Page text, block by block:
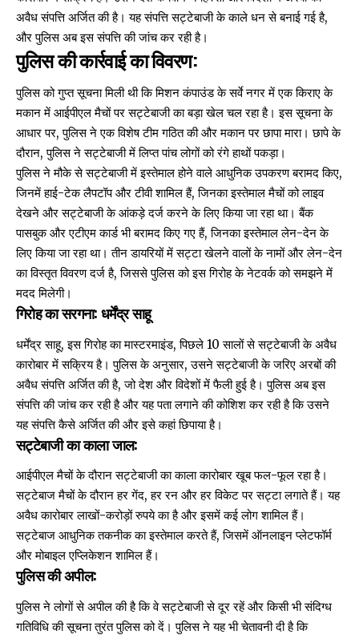
अवैध संपत्ति अर्जित की है। यह संपत्ति सट्टेबाजी के काले धन से बनाई गई है,
और पुलिस अब इस संपत्ति की जांच कर रही है।
पुलिस की कार्रवाई का विवरण:
पुलिस को गुप्त सूचना मिली थी कि मिशन कंपाउंड के सर्वे नगर में एक किराए के
मकान में आईपीएल मैचों पर सट्टेबाजी का बड़ा खेल चल रहा है। इस सूचना के
आधार पर, पुलिस ने एक विशेष टीम गठित की और मकान पर छापा मारा। छापे के
दौरान, पुलिस ने सट्टेबाजी में लिप्त पांच लोगों को रंगे हाथों पकड़ा।
पुलिस ने मौके से सट्टेबाजी में इस्तेमाल होने वाले आधुनिक उपकरण बरामद किए,
जिनमें हाई-टेक लैपटॉप और टीवी शामिल हैं, जिनका इस्तेमाल मैचों को लाइव
देखने और सट्टेबाजी के आंकड़े दर्ज करने के लिए किया जा रहा था। बैंक
पासबुक और एटीएम कार्ड भी बरामद किए गए हैं, जिनका इस्तेमाल लेन-देन के
लिए किया जा रहा था। तीन डायरियों में सट्टा खेलने वालों के नामों और लेन-देन
का विस्तृत विवरण दर्ज है, जिससे पुलिस को इस गिरोह के नेटवर्क को समझने में
मदद मिलेगी।
गिरोह का सरगना: धर्मेंद्र साहू
धर्मेंद्र साहू, इस गिरोह का मास्टरमाइंड, पिछले 10 सालों से सट्टेबाजी के अवैध
कारोबार में सक्रिय है। पुलिस के अनुसार, उसने सट्टेबाजी के जरिए अरबों की
अवैध संपत्ति अर्जित की है, जो देश और विदेशों में फैली हुई है। पुलिस अब इस
संपत्ति की जांच कर रही है और यह पता लगाने की कोशिश कर रही है कि उसने
यह संपत्ति कैसे अर्जित की और इसे कहां छिपाया है।
सट्टेबाजी का काला जाल:
आईपीएल मैचों के दौरान सट्टेबाजी का काला कारोबार खूब फल-फूल रहा है।
सट्टेबाजमैचों के दौरान हर गेंद, हर रन और हर विकेट पर सट्टा लगाते हैं। यह
अवैध कारोबार लाखों-करोड़ों रुपये का है और इसमें कई लोग शामिल हैं।
सट्टेबाज आधुनिक तकनीक का इस्तेमाल करते हैं, जिसमें ऑनलाइन प्लेटफॉर्म
और मोबाइल एप्लिकेशन शामिल हैं।
पुलिस की अपील:
पुलिस ने लोगों से अपील की है कि वे सट्टेबाजी से दूर रहें और किसी भी संदिग्ध
गतिविधि की सूचना तुरंत पुलिस को दें। पुलिस ने यह भी चेतावनी दी है कि